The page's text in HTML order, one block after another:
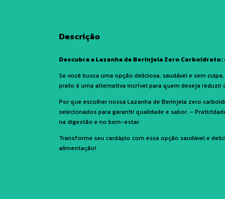
Descrição
Descubra a Lazanha de Berinjela Zero
Se você busca uma opção deliciosa, saudável e sem culpa,
prato é uma alternativa incrível para quem deseja
Por que escolher nossa Lazanha de Berinjela zero
selecionados para garantir qualidade e sabor. -
na digestão e no bem-estar.
Transforme seu cardápio com essa opção saudável e
alimentação!